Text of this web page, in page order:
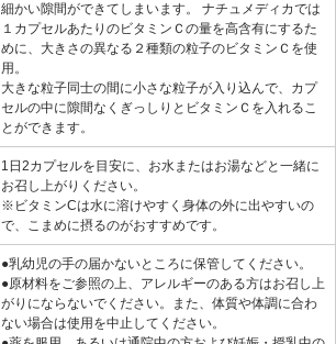
細かい隙間ができてしまいます。 ナチュメディカでは
１カプセルあたりのビタミンＣの量を高含有にするた
めに、大きさの異なる２種類の粒子のビタミンＣを使
用。
大きな粒子同士の間に小さな粒子が入り込んで、カプ
セルの中に隙間なくぎっしりとビタミンＣを入れるこ
とができます。
1日2カプセルを目安に、お水またはお湯などと一緒に
お召し上がりください。
※ビタミンCは水に溶けやすく身体の外に出やすいの
で、こまめに摂るのがおすすめです。
●乳幼児の手の届かないところに保管してください。
●原材料をご参照の上、アレルギーのある方はお召し上
がりにならないでください。また、体質や体調に合わ
ない場合は使用を中止してください。